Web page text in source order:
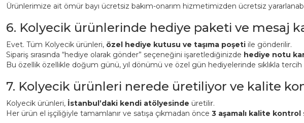
Ürünlerimize ait ömür bayı ücretsiz bakım-onarım hizmetimizden ücretsiz
6. Kolyecik ürünlerinde hediye paketi ve mesaj
Evet. Tüm Kolyecik ürünleri, özel hediye kutusu ve taşıma poşeti ile gönderilir.
Sipariş sırasında “hediye olarak gönder” seçeneğini işaretlediğinizde hediye notu
Bu özellik özellikle doğum günü, yıl dönümü ve özel gün hediyelerinde sıklıkla
7. Kolyecik ürünleri nerede üretiliyor ve kalite
Kolyecik ürünleri, İstanbul’daki kendi atölyesinde üretilir.
Her ürün el işçiliğiyle tamamlanır ve satışa çıkmadan önce 3 aşamalı kalite kontrol